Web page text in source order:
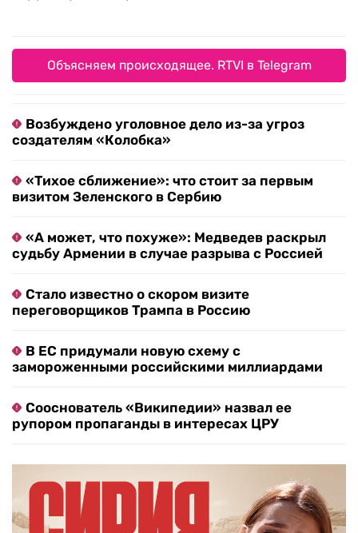
Объясняем происходящее. RTVI в Telegram
Возбуждено уголовное дело из-за угроз
создателям «Колобка»
«Тихое сближение»: что стоит за первым
визитом Зеленского в Сербию
«А может, что похуже»: Медведев раскрыл
судьбу Армении в случае разрыва с Россией
Стало известно о скором визите
переговорщиков Трампа в Россию
В ЕС придумали новую схему с
замороженными российскими миллиардами
Сооснователь «Википедии» назвал ее
рупором пропаганды в интересах ЦРУ